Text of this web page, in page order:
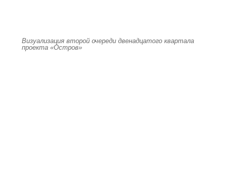
Визуализация второй очереди двенадцатого квартала
проекта «Остров»